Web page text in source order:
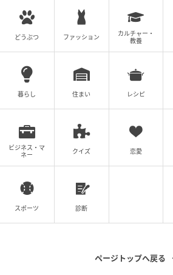
どうぶつ ファッション
カルチャー・
教養
暮らし 住まい レシピ
ビジネス・マ
ネー
クイズ 恋愛
スポーツ 診断
ページトップへ戻る